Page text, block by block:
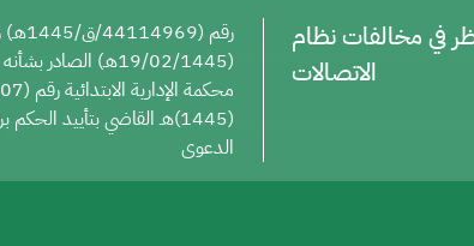
في مخالفات نظام
الاتصالات
رقم
(19/02/1445هـ) الصادر
(1445)هـ القاضي بتأييد
الدعوى